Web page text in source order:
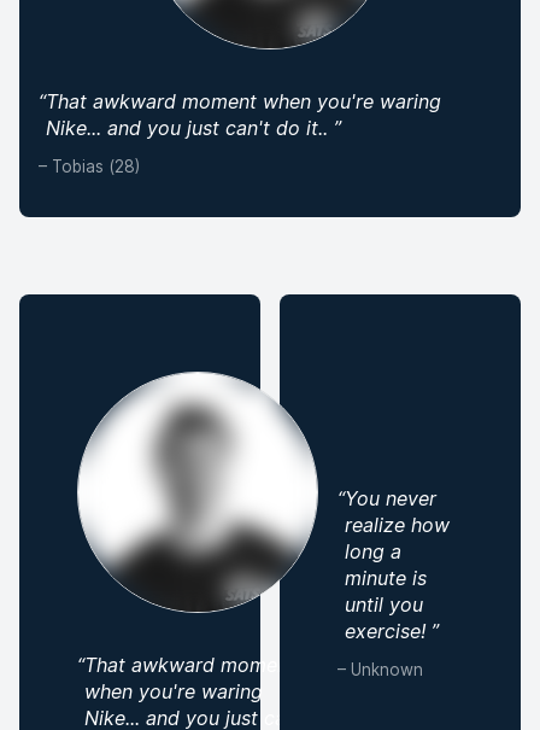
“That awkward moment when you're waring
Nike... and you just can't do it.. ”
– Tobias (28)
“That awkward moment
when you're waring
Nike... and you just can't
“You never
realize how
long a
minute is
until you
exercise!”
– Unknown